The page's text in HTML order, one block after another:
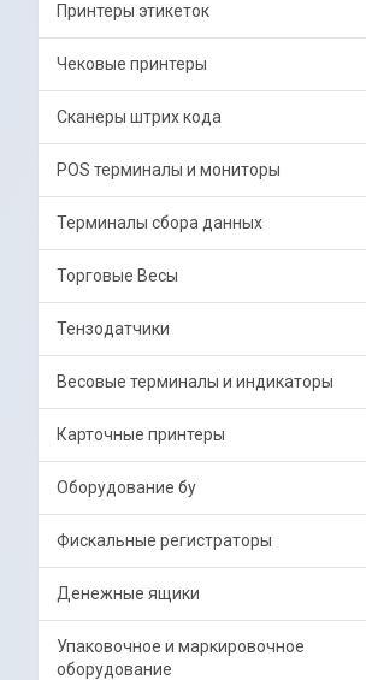
Принтеры этикеток
Чековые принтеры
Сканеры штрих кода
POS терминалы и мониторы
Терминалы сбора данных
Торговые Весы
Тензодатчики
Весовые терминалы и индикаторы
Карточные принтеры
Оборудование бу
Фискальные регистраторы
Денежные ящики
Упаковочное и маркировочное
оборудование